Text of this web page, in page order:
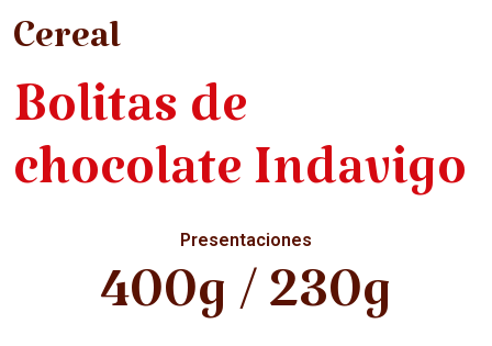
Cereal
Bolitas de
chocolate Indavigo
Presentaciones
400g / 230g